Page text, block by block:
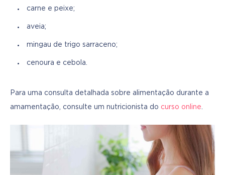
carne e peixe;
aveia;
mingau de trigo sarraceno;
cenoura e cebola.
Para uma consulta detalhada sobre alimentação durante a
amamentação, consulte um nutricionista do curso online